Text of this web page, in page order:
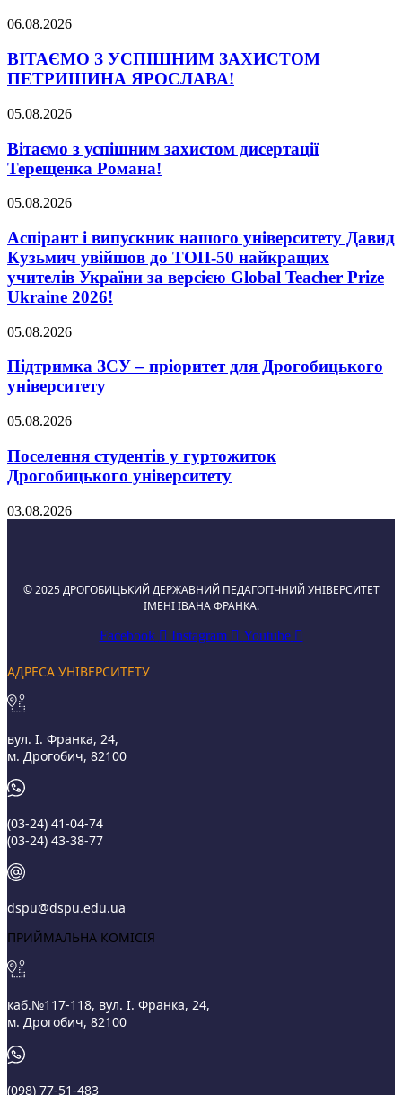
06.08.2026
ВІТАЄМО З УСПІШНИМ ЗАХИСТОМ
ПЕТРИШИНА ЯРОСЛАВА!
05.08.2026
Вітаємо з успішним захистом дисертації
Терещенка Романа!
05.08.2026
Аспірант і випускник нашого університету Давид
Кузьмич увійшов до ТОП-50 найкращих
учителів України за версією Global Teacher Prize
Ukraine 2026!
05.08.2026
Підтримка ЗСУ – пріоритет для Дрогобицького
університету
05.08.2026
Поселення студентів у гуртожиток
Дрогобицького університету
03.08.2026
© 2025 ДРОГОБИЦЬКИЙ ДЕРЖАВНИЙ ПЕДАГОГІЧНИЙ УНІВЕРСИТЕТ
ІМЕНІ ІВАНА ФРАНКА.
Facebook
Instagram Youtube
АДРЕСА УНІВЕРСИТЕТУ
вул. І. Франка, 24,
м. Дрогобич, 82100
(03‑24) 41‑04‑74
(03‑24) 43‑38‑77
dspu@dspu.edu.ua
ПРИЙМАЛЬНА КОМІСІЯ
каб.№117-118, вул. І. Франка, 24,
м. Дрогобич, 82100
(098) 77-51-483